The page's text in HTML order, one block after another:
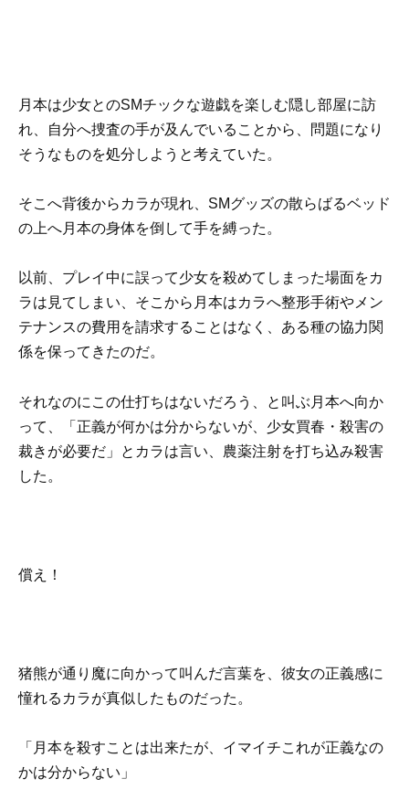
月本は少女とのSMチックな遊戯を楽しむ隠し部屋に訪
れ、自分へ捜査の手が及んでいることから、問題になり
そうなものを処分しようと考えていた。
そこへ背後からカラが現れ、SMグッズの散らばるベッド
の上へ月本の身体を倒して手を縛った。
以前、プレイ中に誤って少女を殺めてしまった場面をカ
ラは見てしまい、そこから月本はカラへ整形手術やメン
テナンスの費用を請求することはなく、ある種の協力関
係を保ってきたのだ。
それなのにこの仕打ちはないだろう、と叫ぶ月本へ向か
って、「正義が何かは分からないが、少女買春・殺害の
裁きが必要だ」とカラは言い、農薬注射を打ち込み殺害
した。
償え！
猪熊が通り魔に向かって叫んだ言葉を、彼女の正義感に
憧れるカラが真似したものだった。
「月本を殺すことは出来たが、イマイチこれが正義なの
かは分からない」